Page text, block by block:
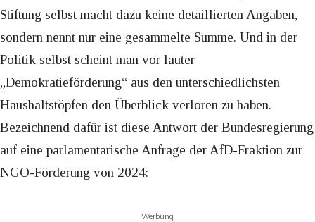
Stiftung selbst macht dazu keine detaillierten Angaben,
sondern nennt nur eine gesammelte Summe. Und in der
Politik selbst scheint man vor lauter
„Demokratieförderung“ aus den unterschiedlichsten
Haushaltstöpfen den Überblick verloren zu haben.
Bezeichnend dafür ist diese Antwort der Bundesregierung
auf eine parlamentarische Anfrage der AfD-Fraktion zur
NGO-Förderung von 2024:
Werbung